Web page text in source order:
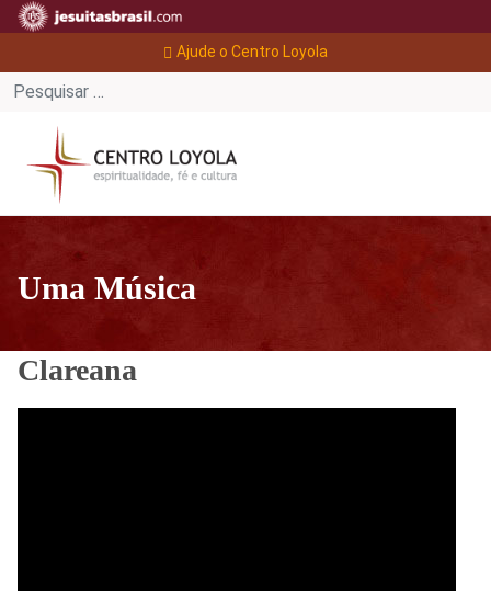
Ajude o Centro Loyola
Uma Música
Clareana